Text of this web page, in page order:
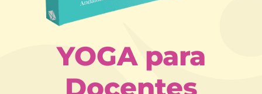
YOGA para
Docentes